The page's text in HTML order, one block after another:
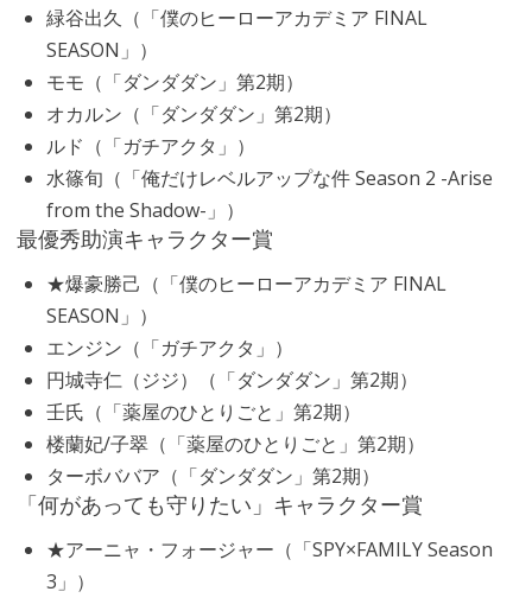
緑谷出久（「僕のヒーローアカデミア FINAL
SEASON」）
モモ（「ダンダダン」第2期）
オカルン（「ダンダダン」第2期）
ルド（「ガチアクタ」）
水篠旬（「俺だけレベルアップな件 Season 2 -Arise
from the Shadow-」）
最優秀助演キャラクター賞
★爆豪勝己（「僕のヒーローアカデミア FINAL
SEASON」）
エンジン（「ガチアクタ」）
円城寺仁（ジジ）（「ダンダダン」第2期）
壬氏（「薬屋のひとりごと」第2期）
楼蘭妃/子翠（「薬屋のひとりごと」第2期）
ターボババア（「ダンダダン」第2期）
「何があっても守りたい」キャラクター賞
★アーニャ・フォージャー（「SPY×FAMILY Season
3」）